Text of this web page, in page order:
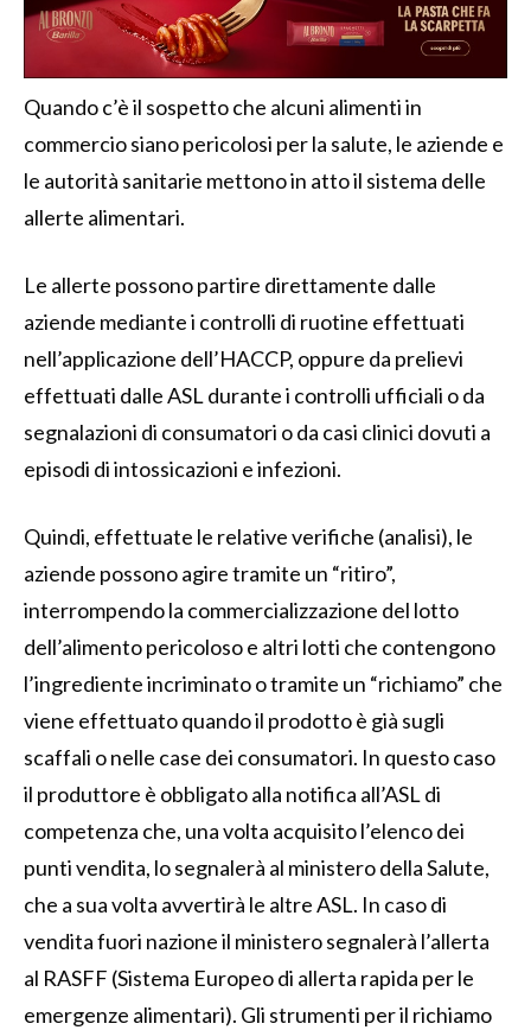
Quando c’è il sospetto che alcuni alimenti in
commercio siano pericolosi per la salute, le aziende e
le autorità sanitarie mettono in atto il sistema delle
allerte alimentari.
Le allerte possono partire direttamente dalle
aziende mediante i controlli di ruotine effettuati
nell’applicazione dell’HACCP, oppure da prelievi
effettuati dalle ASL durante i controlli ufficiali o da
segnalazioni di consumatori o da casi clinici dovuti a
episodi di intossicazioni e infezioni.
Quindi, effettuate le relative verifiche (analisi), le
aziende possono agire tramite un “ritiro”,
interrompendo la commercializzazione del lotto
dell’alimento pericoloso e altri lotti che contengono
l’ingrediente incriminato o tramite un “richiamo” che
viene effettuato quando il prodotto è già sugli
scaffali o nelle case dei consumatori. In questo caso
il produttore è obbligato alla notifica all’ASL di
competenza che, una volta acquisito l’elenco dei
punti vendita, lo segnalerà al ministero della Salute,
che a sua volta avvertirà le altre ASL. In caso di
vendita fuori nazione il ministero segnalerà l’allerta
al RASFF (Sistema Europeo di allerta rapida per le
emergenze alimentari). Gli strumenti per il richiamo